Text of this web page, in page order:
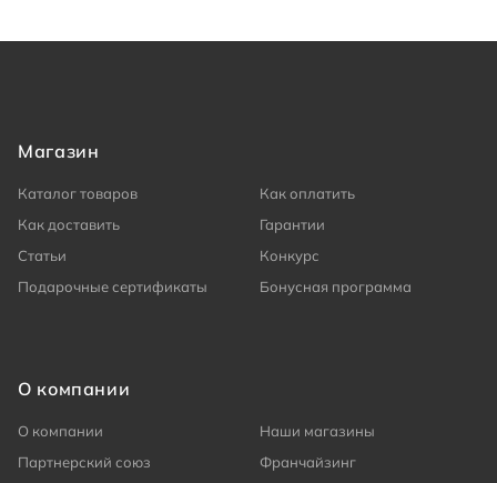
Магазин
Каталог товаров
Как оплатить
Как доставить
Гарантии
Статьи
Конкурс
Подарочные сертификаты
Бонусная программа
О компании
О компании
Наши магазины
Партнерский союз
Франчайзинг